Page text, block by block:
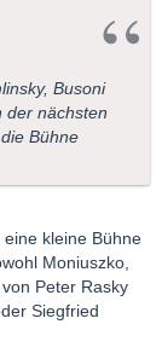
Busoni
der nächsten
Bühne
kleine Bühne
Moniuszko,
Peter Rasky
Siegfried